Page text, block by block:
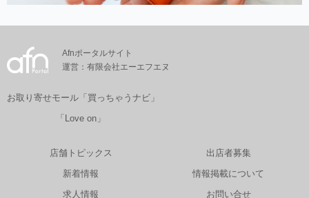
Afnポータルサイト
運営：有限会社エーエフエヌ
お取り寄せモール「買っちゃうナビ」
「Love on」
店舗トピックス
新着情報
求人情報
出店者募集
情報掲載について
お問い合せ